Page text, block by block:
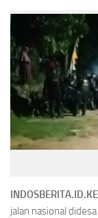
jalan nasional